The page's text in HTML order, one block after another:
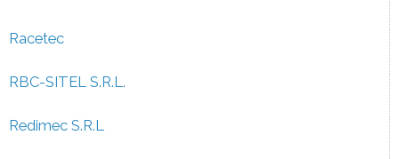
Racetec
RBC-SITEL S.R.L.
Redimec S.R.L